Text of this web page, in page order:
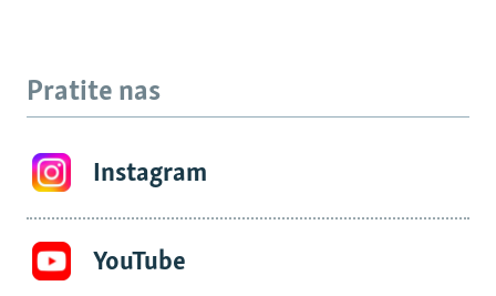
Pratite nas
Instagram
YouTube